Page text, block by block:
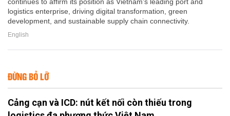
logistics enterprise, driving digital transformation, green
development, and sustainable supply chain connectivity.
English
ĐỪNG BỎ LỠ
Cảng cạn và ICD: nút kết nối còn thiếu trong